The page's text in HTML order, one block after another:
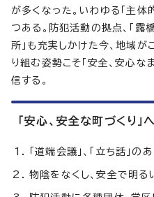
が多くなった。いわゆる「主
つある。防犯活動の拠点、「
所」も充実しかけた今、地域
り組む姿勢こそ「安全、安心な
信する。
「安心、安全な町づくり」
「道端会議」、「立ち話」の
物陰をなくし、安全で明る